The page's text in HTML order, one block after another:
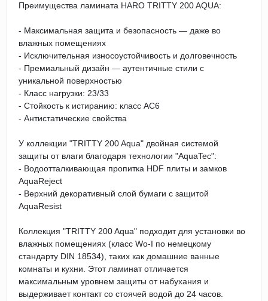
Преимущества ламината HARO TRITTY 200 AQUA:
- Максимальная защита и безопасность — даже во
влажных помещениях
- Исключительная износоустойчивость и долговечность
- Премиальный дизайн — аутентичные стили с
уникальной поверхностью
- Класс нагрузки: 23/33
- Стойкость к истиранию: класс AC6
- Антистатические свойства
У коллекции "TRITTY 200 Aqua" двойная системой
защиты от влаги благодаря технологии "AquaTec":
- Водоотталкивающая пропитка HDF плиты и замков
AquaReject
- Верхний декоративный слой бумаги с защитой
AquaResist
Коллекция "TRITTY 200 Aqua" подходит для установки во
влажных помещениях (класс Wо-I по немецкому
стандарту DIN 18534), таких как домашние ванные
комнаты и кухни. Этот ламинат отличается
максимальным уровнем защиты от набухания и
выдерживает контакт со стоячей водой до 24 часов.